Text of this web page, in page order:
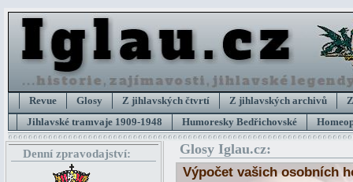
Revue Glosy Z jihlavských čtvrtí Z jihlavských archivů
Jihlavské tramvaje 1909-1948
Humoresky Bedřichovské
Denní zpravodajství:
Glosy Iglau.cz:
Výpočet vašich osobních